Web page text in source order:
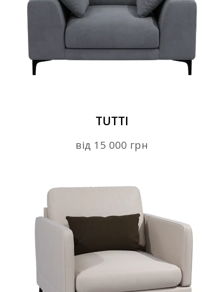
TUTTI
від 15 000 грн